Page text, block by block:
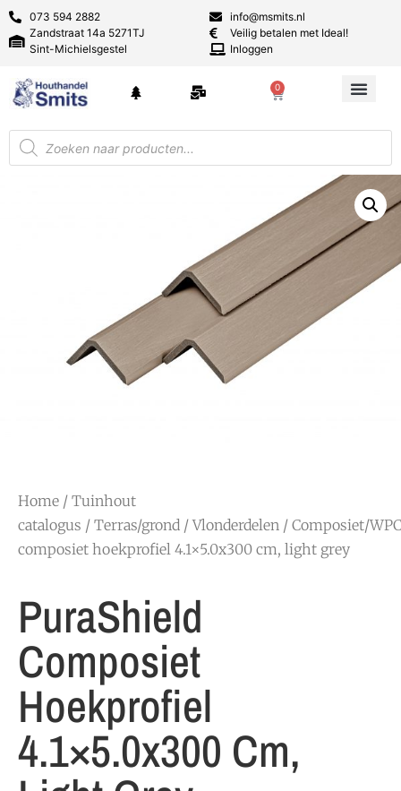
073 594 2882
Zandstraat 14a 5271TJ
Sint-Michielsgestel
info@msmits.nl
Veilig betalen met Ideal!
Inloggen
0
Home / Tuinhout
catalogus / Terras/grond /Vlonderdelen / Composiet/WPC
composiet hoekprofiel 4.1×5.0x300 cm, light grey
PuraShield
Composiet
Hoekprofiel
4.1×5.0x300 Cm,